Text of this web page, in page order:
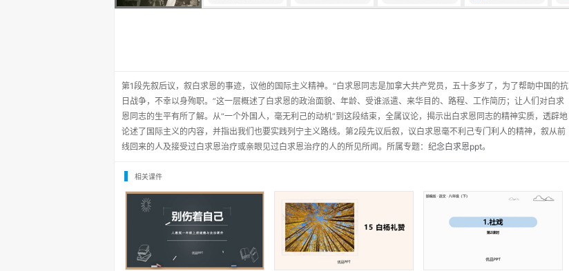
第1段先叙后议，叙白求恩的事迹，议他的国际主义精神。“白求恩同志是加拿大共产党员，五十多岁了，为了帮助中国的抗
日战争，不幸以身殉职。”这一层概述了白求恩的政治面貌、年龄、受谁派遣、来华目的、路程、工作简历；让人们对白求
恩同志的生平有所了解。从“一个外国人，毫无利己的动机”到这段结束，全属议论，揭示出白求恩同志的精神实质，透辟地
论述了国际主义的内容，并指出我们也要实践列宁主义路线。第2段先议后叙，议白求恩毫不利己专门利人的精神，叙从前
线回来的人及接受过白求恩治疗或亲眼见过白求恩治疗的人的所见所闻。所属专题： 纪念白求恩ppt。
相关课件